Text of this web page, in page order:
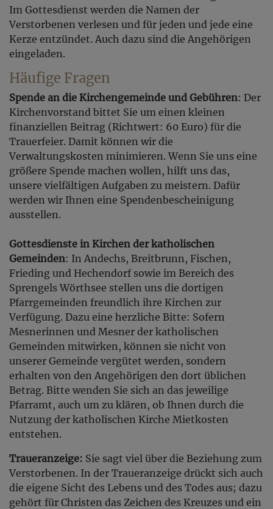
Im Gottesdienst werden die Namen der
Verstorbenen verlesen und für jeden und jede eine
Kerze entzündet. Auch dazu sind die Angehörigen
eingeladen.
Häufige Fragen
Spende an die Kirchengemeinde und Gebühren: Der
Kirchenvorstand bittet Sie um einen kleinen
finanziellen Beitrag (Richtwert: 60 Euro) für die
Trauerfeier. Damit können wir die
Verwaltungskosten minimieren. Wenn Sie uns eine
größere Spende machen wollen, hilft uns das,
unsere vielfältigen Aufgaben zu meistern. Dafür
werden wir Ihnen eine Spendenbescheinigung
ausstellen.
Gottesdienste in Kirchen der katholischen
Gemeinden: In Andechs, Breitbrunn, Fischen,
Frieding und Hechendorf sowie im Bereich des
Sprengels Wörthsee stellen uns die dortigen
Pfarrgemeinden freundlich ihre Kirchen zur
Verfügung. Dazu eine herzliche Bitte: Sofern
Mesnerinnen und Mesner der katholischen
Gemeinden mitwirken, können sie nicht von
unserer Gemeinde vergütet werden, sondern
erhalten von den Angehörigen den dort üblichen
Betrag. Bitte wenden Sie sich an das jeweilige
Pfarramt, auch um zu klären, ob Ihnen durch die
Nutzung der katholischen Kirche Mietkosten
entstehen.
Traueranzeige: Sie sagt viel über die Beziehung zum
Verstorbenen. In der Traueranzeige drückt sich auch
die eigene Sicht des Lebens und des Todes aus; dazu
gehört für Christen das Zeichen des Kreuzes und ein